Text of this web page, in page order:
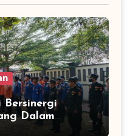
Bersinergi
Dalam
Potensi